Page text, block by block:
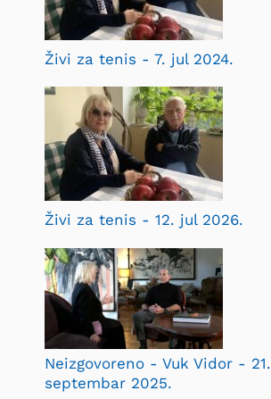
Živi za tenis - 7. jul 2024.
Živi za tenis - 12. jul 2026.
Neizgovoreno - Vuk Vidor - 21.
septembar 2025.